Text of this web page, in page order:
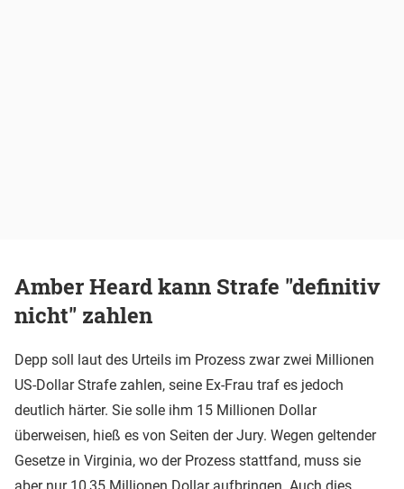
Amber Heard kann Strafe "definitiv
nicht" zahlen
Depp soll laut des Urteils im Prozess zwar zwei Millionen
US-Dollar Strafe zahlen, seine Ex-Frau traf es jedoch
deutlich härter. Sie solle ihm 15 Millionen Dollar
überweisen, hieß es von Seiten der Jury. Wegen geltender
Gesetze in Virginia, wo der Prozess stattfand, muss sie